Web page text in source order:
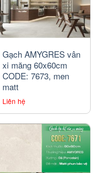
Gạch AMYGRES vân
xi măng 60x60cm
CODE: 7673, men
matt
Liên hệ